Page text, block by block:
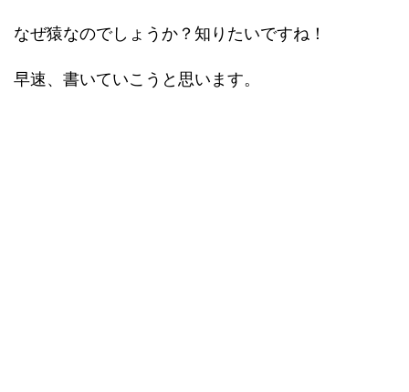
なぜ猿なのでしょうか？知りたいですね！
早速、書いていこうと思います。